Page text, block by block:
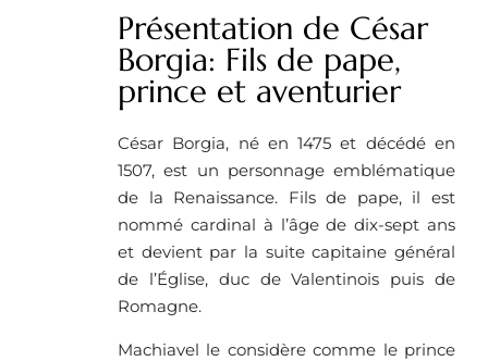
Présentation de César
Borgia: Fils de pape,
prince et aventurier
César Borgia, né en 1475 et décédé en
1507, est un personnage emblématique
de la Renaissance. Fils de pape, il est
nommé cardinal à l’âge de dix-sept ans
et devient par la suite capitaine général
de l’Église, duc de Valentinois puis de
Romagne.
Machiavel le considère comme le prince